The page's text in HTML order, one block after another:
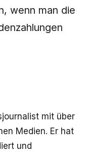
wenn man die
mit über
Medien. Er hat
und